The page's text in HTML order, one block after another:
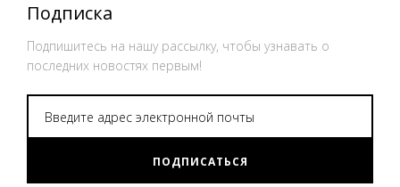
Подписка
Подпишитесь на нашу рассылку, чтобы узнавать о
последних новостях первым!
ПОДПИСАТЬСЯ